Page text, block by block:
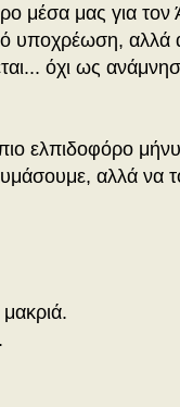
μέσα μας για τον
υποχρέωση, αλλά
όχι ως
ελπιδοφόρο
αλλά να